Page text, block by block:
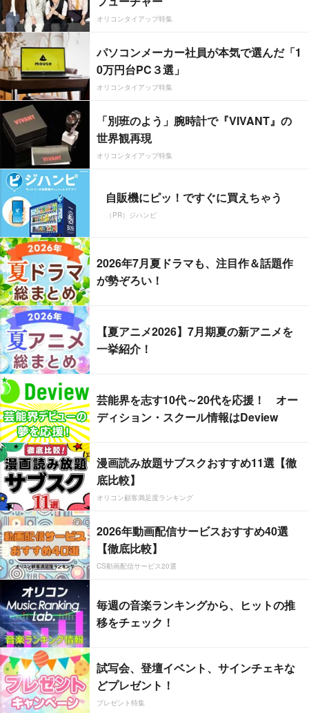
オリコンタイアップ特集
パソコンメーカー社員が本気で選んだ「1
0万円台PC３選」
オリコンタイアップ特集
「別班のよう」腕時計で『VIVANT』の
世界観再現
オリコンタイアップ特集
自販機にピッ！ですぐに買えちゃう
（PR）ジハンピ
2026年7月夏ドラマも、注目作＆話題作
が勢ぞろい！
【夏アニメ2026】7月期夏の新アニメを
一挙紹介！
芸能界を志す10代～20代を応援！ オー
ディション・スクール情報はDeview
漫画読み放題サブスクおすすめ11選【徹
底比較】
オリコン顧客満足度ランキング
2026年動画配信サービスおすすめ40選
【徹底比較】
CS動画配信サービス20選
毎週の音楽ランキングから、ヒットの推
移をチェック！
試写会、登壇イベント、サインチェキな
どプレゼント！
プレゼント特集